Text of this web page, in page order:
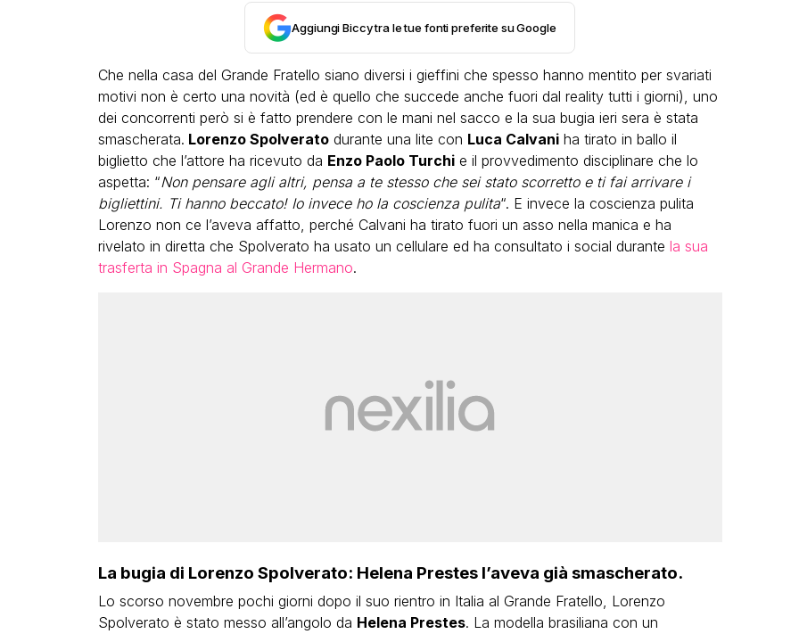
Aggiungi Biccy tra le tue fonti preferite su Google
Che nella casa del Grande Fratello siano diversi i gieffini che spesso hanno mentito per svariati
motivi non è certo una novità (ed è quello che succede anche fuori dal reality tutti i giorni), uno
dei concorrenti però si è fatto prendere con le mani nel sacco e la sua bugia ieri sera è stata
smascherata. Lorenzo Spolveratodurante una lite con Luca Calvaniha tirato in ballo il
biglietto che l’attore ha ricevuto da Enzo Paolo Turchie il provvedimento disciplinare che lo
aspetta: “Non pensare agli altri, pensa a te stesso che sei stato scorretto e ti fai arrivare i
bigliettini. Ti hanno beccato! Io invece ho la coscienza pulita“. E invece la coscienza pulita
Lorenzo non ce l’aveva affatto, perché Calvani ha tirato fuori un asso nella manica e ha
rivelato in diretta che Spolverato ha usato un cellulare ed ha consultato i social durante la sua
trasferta in Spagna al Grande Hermano.
La bugia di Lorenzo Spolverato: Helena Prestes l’aveva già smascherato.
Lo scorso novembre pochi giorni dopo il suo rientro in Italia al Grande Fratello, Lorenzo
Spolverato è stato messo all’angolo da Helena Prestes. La modella brasiliana con un
LGBT
Bambola Star, la festa di
compleanno con tutte le grandi
dive compie 15 anni: il video
VIRAL
Camilla Milanesi lascia tutto:
“Addio cike mie, siete state una